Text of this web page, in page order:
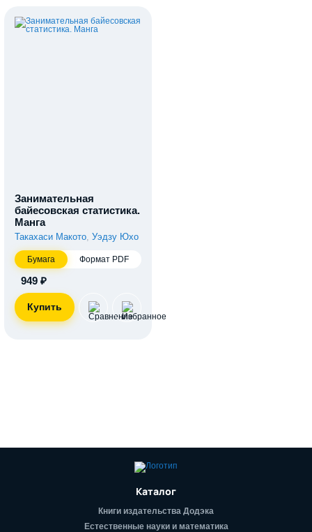
Занимательная
байесовская статистика.
Манга
Такахаси Макото Уэдзу Юхо
Бумага Формат PDF
949 ₽
Каталог
Книги издательства Додэка
Естественные науки и математика